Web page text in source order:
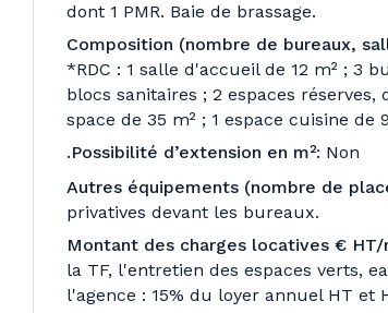
dont 1 PMR. Baie de brassage.
Composition (nombre de bureaux,
*RDC : 1 salle d'accueil de 12 m² ; 3
blocs sanitaires ; 2 espaces réserves,
space de 35 m² ; 1 espace cuisine de
.Possibilité d’extension en m²: Non
Autres équipements (nombre de
privatives devant les bureaux.
Montant des charges locatives € HT/
la TF, l'entretien des espaces verts,
l'agence : 15% du loyer annuel HT et